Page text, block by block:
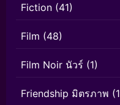
Fiction (41)
Film (48)
Film Noir นัวร์ (1)
Friendship มิตรภาพ